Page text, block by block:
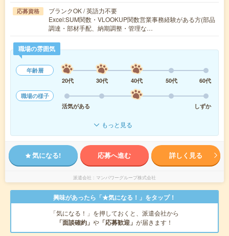
応募資格
ブランクOK / 英語力不要
Excel:SUM関数・VLOOKUP関数営業事務経験がある方(部品
調達・部材手配、納期調整・管理な…
職場の雰囲気
年齢層
20代
30代 40代 50代
60代
職場の様子
活気がある
しずか
もっと見る
気になる! 応募へ進む 詳しく見る
派遣会社 マンパワーグループ株式会社
興味があったら「★気になる！」をタップ！
「気になる！」を押しておくと、派遣会社から
「面談確約」 や 「応募歓迎」 が届きます！